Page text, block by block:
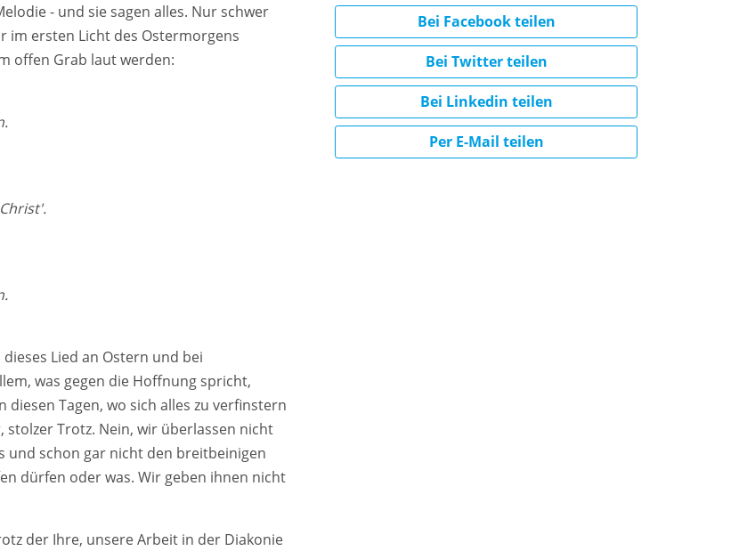
- und sie sagen alles. Nur schwer
im ersten Licht des Ostermorgens
offen Grab laut werden:
Lied an Ostern und bei
was gegen die Hoffnung spricht,
Tagen, wo sich alles zu verfinstern
Trotz. Nein, wir überlassen nicht
und schon gar nicht den breitbeinigen
dürfen oder was. Wir geben ihnen nicht
der Ihre, unsere Arbeit in der Diakonie
Bei Facebook teilen
Bei Twitter teilen
Bei Linkedin teilen
Per E-Mail teilen